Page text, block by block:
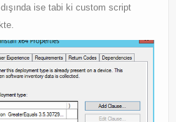
ise tabi ki custom script